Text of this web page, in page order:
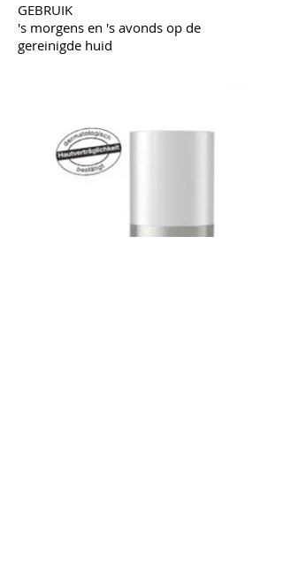
GEBRUIK
's morgens en 's avonds op de
gereinigde huid